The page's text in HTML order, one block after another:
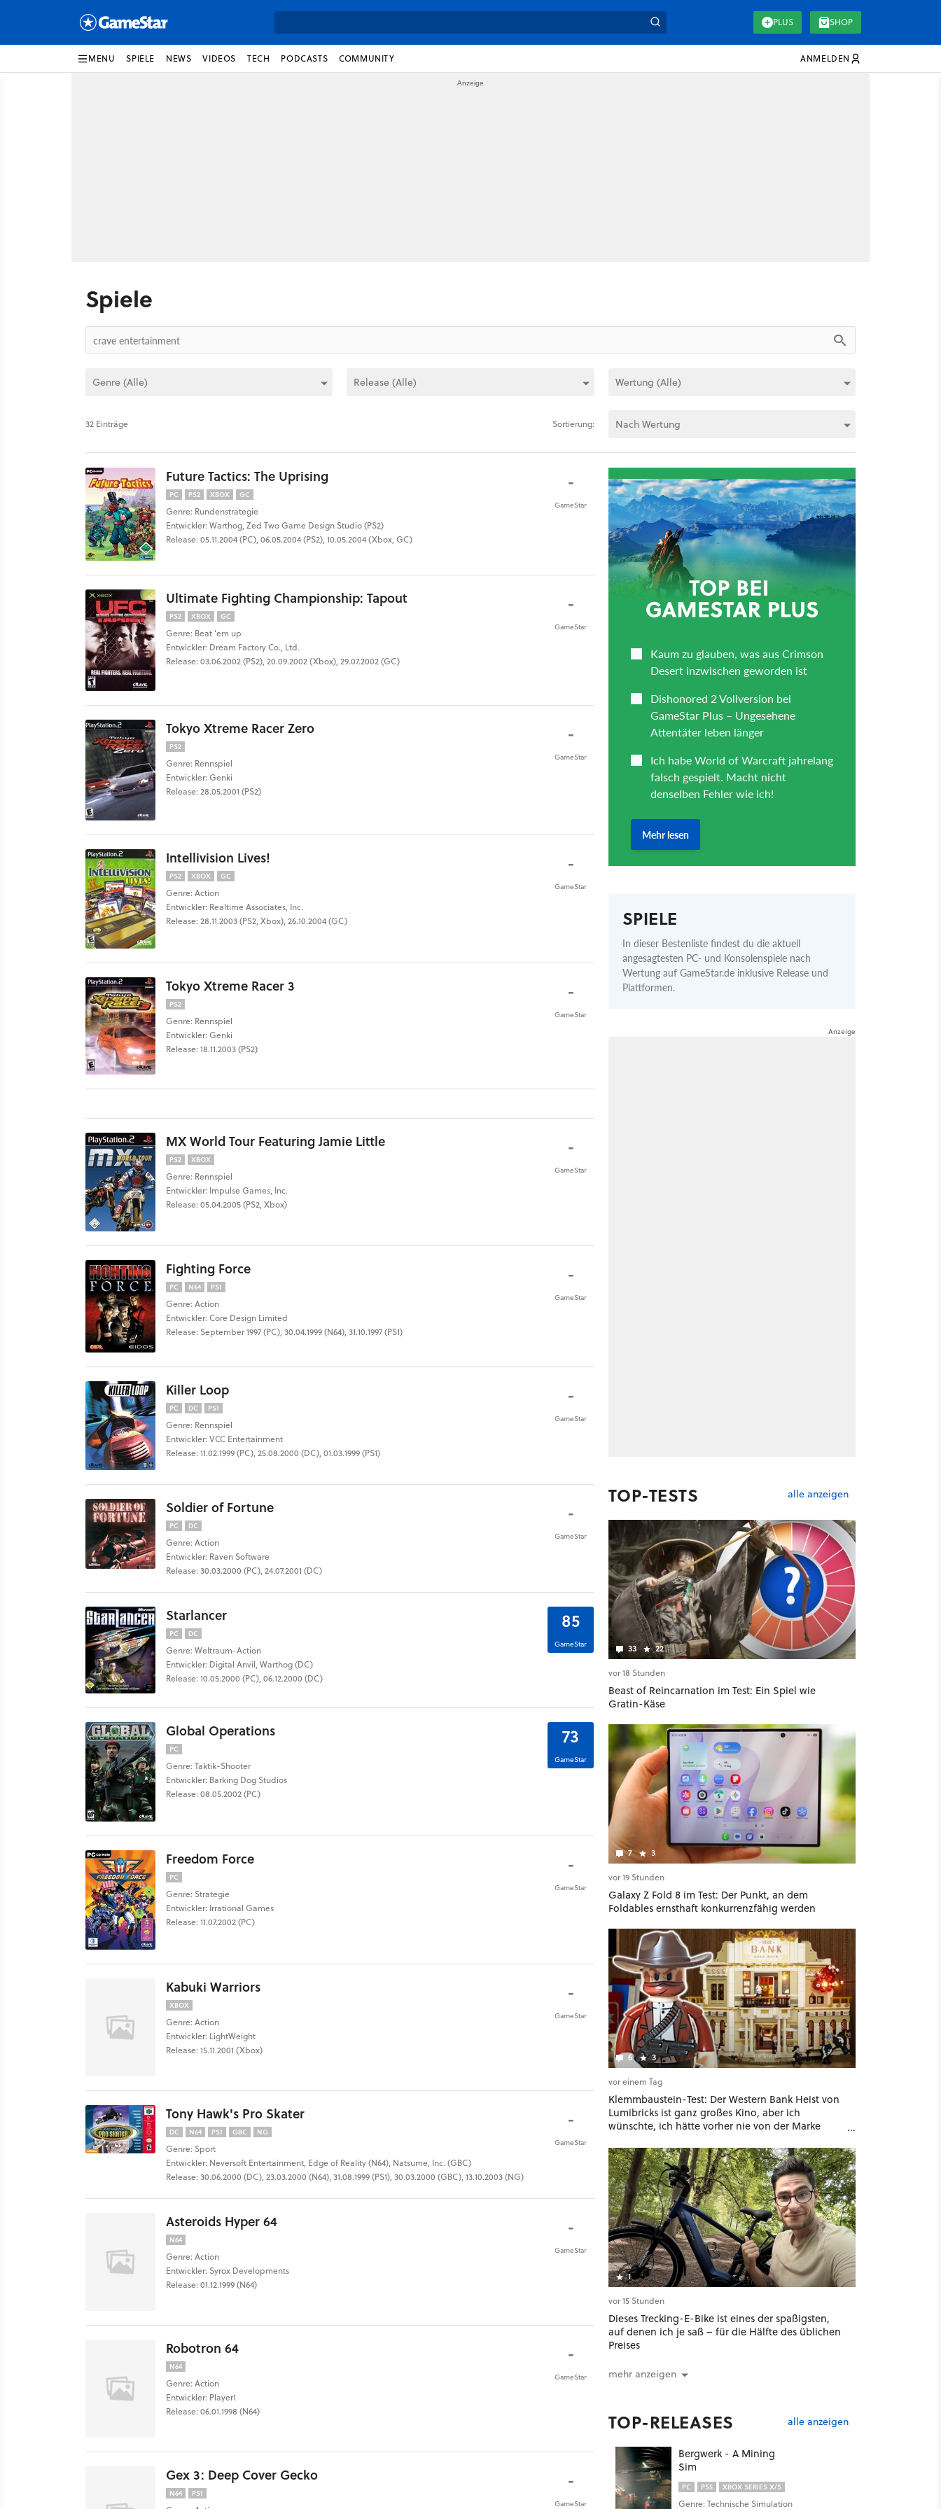
PLUS SHOP
MENU SPIELE NEWS VIDEOS TECH PODCASTS COMMUNITY ANMELDEN
Spiele
32 Einträge Sortierung:
Future Tactics: The Uprising
PC PS2 XBOX GC
Genre: Rundenstrategie
Entwickler: Warthog, Zed Two Game Design Studio (PS2)
Release: 05.11.2004 (PC), 06.05.2004 (PS2), 10.05.2004 (Xbox, GC)
-
GameStar
Ultimate Fighting Championship: Tapout
PS2 XBOX GC
Genre: Beat ’em up
Entwickler: Dream Factory Co., Ltd.
Release: 03.06.2002 (PS2), 20.09.2002 (Xbox), 29.07.2002 (GC)
-
GameStar
Tokyo Xtreme Racer Zero
PS2
Genre: Rennspiel
Entwickler: Genki
Release: 28.05.2001 (PS2)
-
GameStar
Intellivision Lives!
PS2 XBOX GC
Genre: Action
Entwickler: Realtime Associates, Inc.
Release: 28.11.2003 (PS2, Xbox), 26.10.2004 (GC)
-
GameStar
Tokyo Xtreme Racer 3
PS2
Genre: Rennspiel
Entwickler: Genki
Release: 18.11.2003 (PS2)
-
GameStar
MX World Tour Featuring Jamie Little
PS2 XBOX
Genre: Rennspiel
Entwickler: Impulse Games, Inc.
Release: 05.04.2005 (PS2, Xbox)
-
GameStar
Fighting Force
PC N64 PS1
Genre: Action
Entwickler: Core Design Limited
Release: September 1997 (PC), 30.04.1999 (N64), 31.10.1997 (PS1)
-
GameStar
Killer Loop
PC DC PS1
Genre: Rennspiel
Entwickler: VCC Entertainment
Release: 11.02.1999 (PC), 25.08.2000 (DC), 01.03.1999 (PS1)
-
GameStar
Soldier of Fortune
PC DC
Genre: Action
Entwickler: Raven Software
Release: 30.03.2000 (PC), 24.07.2001 (DC)
-
GameStar
Starlancer
PC DC
Genre: Weltraum-Action
Entwickler: Digital Anvil, Warthog (DC)
Release: 10.05.2000 (PC), 06.12.2000 (DC)
85
GameStar
Global Operations
PC
Genre: Taktik-Shooter
Entwickler: Barking Dog Studios
Release: 08.05.2002 (PC)
73
GameStar
Freedom Force
PC
Genre: Strategie
Entwickler: Irrational Games
Release: 11.07.2002 (PC)
-
GameStar
Kabuki Warriors
XBOX
Genre: Action
Entwickler: LightWeight
Release: 15.11.2001 (Xbox)
-
GameStar
Tony Hawk's Pro Skater
DC N64 PS1 GBC NG
Genre: Sport
Entwickler: Neversoft Entertainment, Edge of Reality (N64), Natsume, Inc. (GBC)
Release: 30.06.2000 (DC), 23.03.2000 (N64), 31.08.1999 (PS1), 30.03.2000 (GBC), 13.10.2003 (NG)
-
GameStar
Asteroids Hyper 64
N64
Genre: Action
Entwickler: Syrox Developments
Release: 01.12.1999 (N64)
-
GameStar
Robotron 64
N64
Genre: Action
Entwickler: Player1
Release: 06.01.1998 (N64)
-
GameStar
Gex 3: Deep Cover Gecko
N64 PS1
-
GameStar
SPIELE
In dieser Bestenliste findest du die aktuell
angesagtesten PC- und Konsolenspiele nach
Wertung auf GameStar.de inklusive Release und
Plattformen.
TOP-TESTS alle anzeigen
33 22
vor 18 Stunden
Beast of Reincarnation im Test: Ein Spiel wie
Gratin-Käse
7 3
vor 19 Stunden
Galaxy Z Fold 8 im Test: Der Punkt, an dem
Foldables ernsthaft konkurrenzfähig werden
6 3
vor einem Tag
Klemmbaustein-Test: Der Western Bank Heist von
Lumibricks ist ganz großes Kino, aber ich
wünschte, ich hätte vorher nie von der Marke
1
vor 15 Stunden
Dieses Trecking-E-Bike ist eines der spaßigsten,
auf denen ich je saß – für die Hälfte des üblichen
Preises
mehr anzeigen
TOP-RELEASES alle anzeigen
Bergwerk - A Mining
Sim
PC PS5 XBOX SERIES X/S
Genre: Technische Simulation